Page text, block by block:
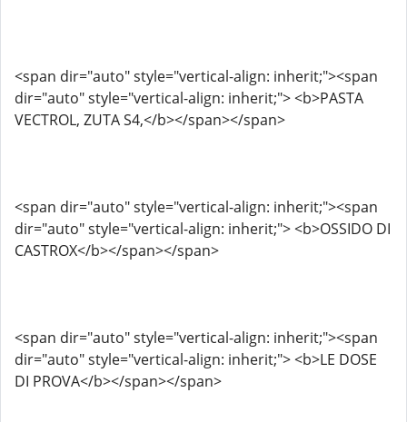
<span dir="auto" style="vertical-align: inherit;"><span
dir="auto" style="vertical-align: inherit;"> <b>PASTA
VECTROL, ZUTA S4,</b></span></span>
<span dir="auto" style="vertical-align: inherit;"><span
dir="auto" style="vertical-align: inherit;"> <b>OSSIDO DI
CASTROX</b></span></span>
<span dir="auto" style="vertical-align: inherit;"><span
dir="auto" style="vertical-align: inherit;"> <b>LE DOSE
DI PROVA</b></span></span>